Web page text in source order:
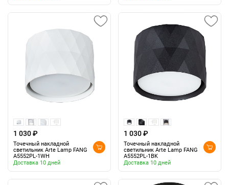
1 030 ₽
Точечный накладной
светильник Arte Lamp FANG
A5552PL-1WH
Доставка 10 дней
1 030 ₽
Точечный накладной
светильник Arte Lamp FANG
A5552PL-1BK
Доставка 10 дней